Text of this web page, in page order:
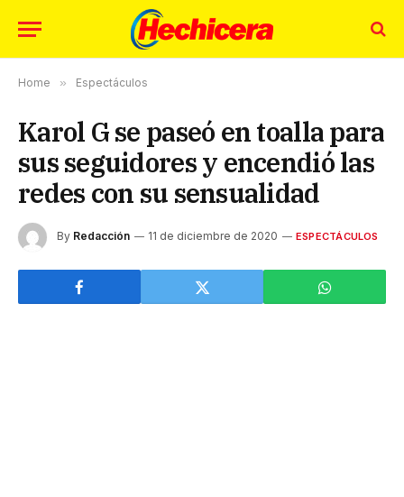
Home » Espectáculos
Karol G se paseó en toalla para
sus seguidores y encendió las
redes con su sensualidad
By Redacción 11 de diciembre de 2020 ESPECTÁCULOS